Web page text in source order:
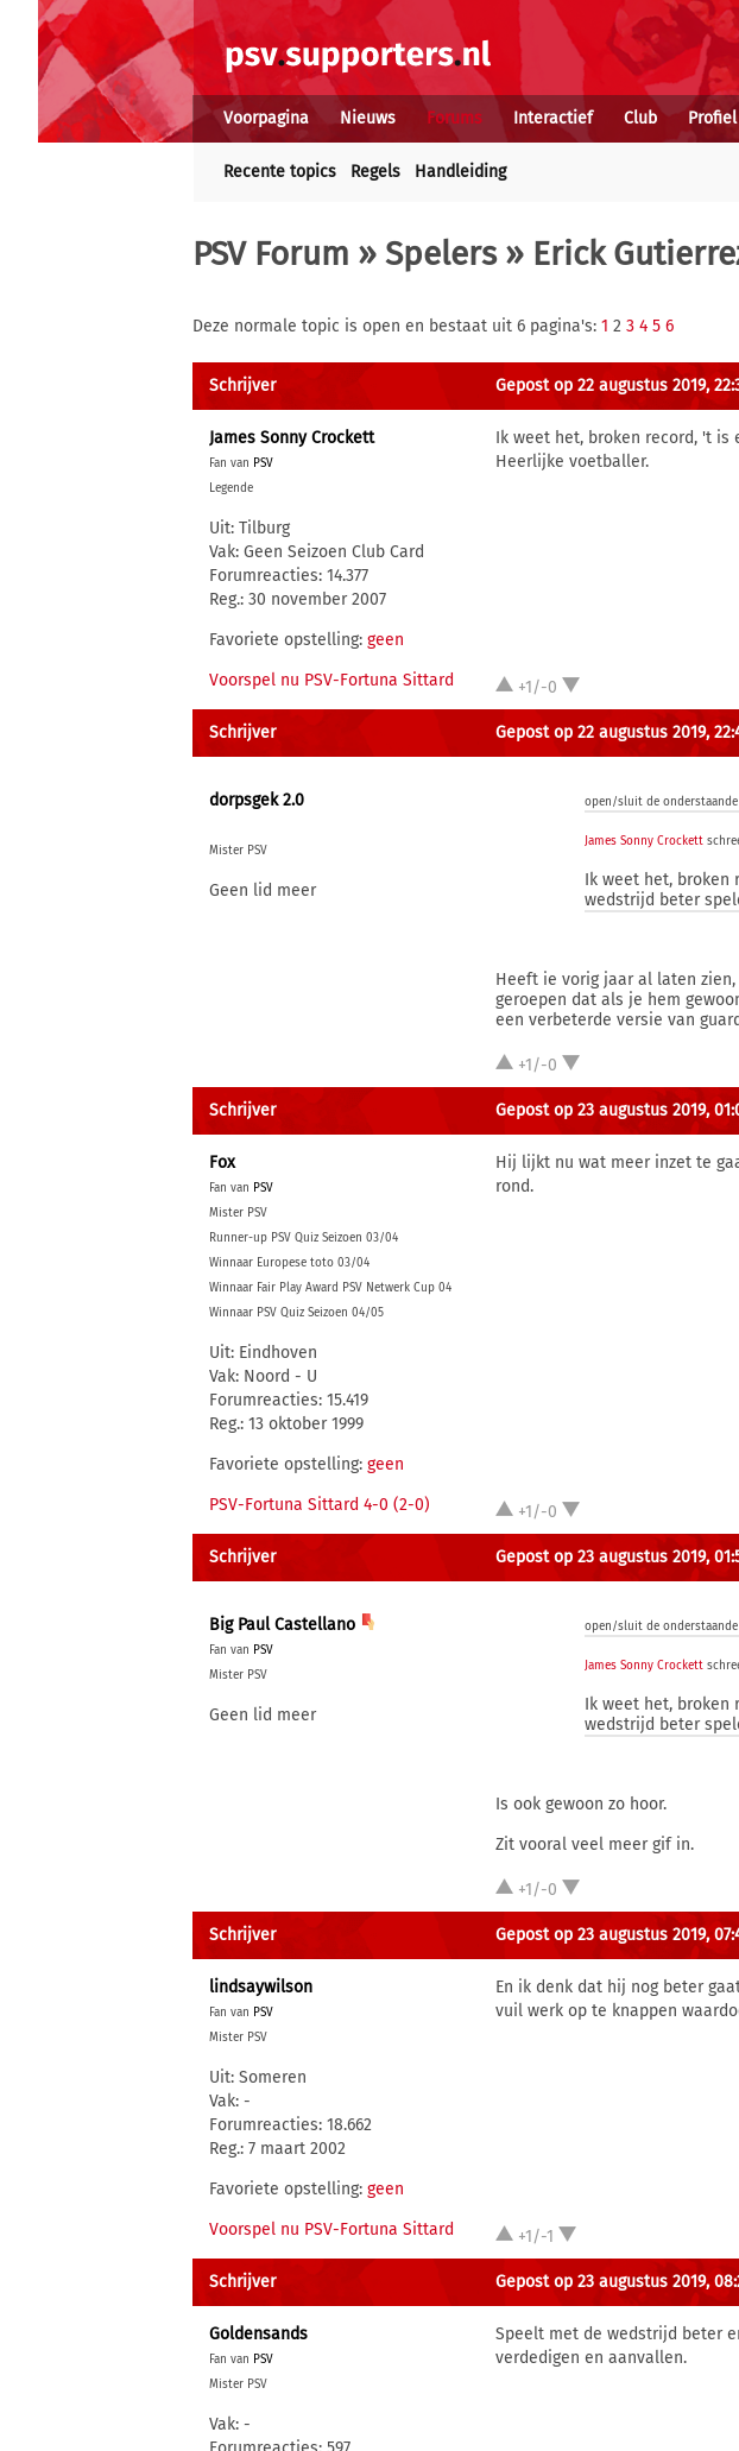
Voorpagina Nieuws Forums Interactief Club Profiel
Recente topics Regels Handleiding
PSV Forum » Spelers» Erick
Deze normale topic is open en bestaat uit 6 pagina's: 1 2 3 4 5 6
Schrijver Gepost op 22 augustus 2019,
James Sonny Crockett
Fan van PSV
Legende
Uit: Tilburg
Vak: Geen Seizoen Club Card
Forumreacties: 14.377
Reg.: 30 november 2007
Favoriete opstelling: geen
Voorspel nu PSV-Fortuna Sittard
Ik weet het, broken record, 't
Heerlijke voetballer.
+1/-0
Schrijver Gepost op 22 augustus 2019,
dorpsgek 2.0
Mister PSV
Geen lid meer
open/sluit de
James Sonny Crockett
Ik weet het, broken
wedstrijd beter
Heeft ie vorig jaar al laten
geroepen dat als je hem
een verbeterde versie van
+1/-0
Schrijver Gepost op 23 augustus 2019,
Fox
Fan van PSV
Mister PSV
Runner-up PSV Quiz Seizoen 03/04
Winnaar Europese toto 03/04
Winnaar Fair Play Award PSV Netwerk Cup 04
Winnaar PSV Quiz Seizoen 04/05
Uit: Eindhoven
Vak: Noord - U
Forumreacties: 15.419
Reg.: 13 oktober 1999
Favoriete opstelling: geen
PSV-Fortuna Sittard 4-0 (2-0)
Hij lijkt nu wat meer inzet te
rond.
+1/-0
Schrijver Gepost op 23 augustus 2019,
Big Paul Castellano
Fan van PSV
Mister PSV
Geen lid meer
open/sluit de
James Sonny Crockett
Ik weet het, broken
wedstrijd beter
Is ook gewoon zo hoor.
Zit vooral veel meer gif in.
+1/-0
Schrijver Gepost op 23 augustus 2019,
lindsaywilson
Fan van PSV
Mister PSV
Uit: Someren
Vak: -
Forumreacties: 18.662
Reg.: 7 maart 2002
Favoriete opstelling: geen
Voorspel nu PSV-Fortuna Sittard
En ik denk dat hij nog beter
vuil werk op te knappen
+1/-1
Schrijver Gepost op 23 augustus 2019,
Goldensands
Fan van PSV
Mister PSV
Vak: -
Speelt met de wedstrijd beter
verdedigen en aanvallen.